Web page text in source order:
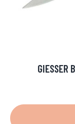
GIESSER